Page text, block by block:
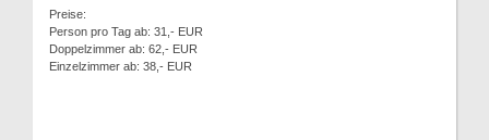
Preise:
Person pro Tag ab: 31,- EUR
Doppelzimmer ab: 62,- EUR
Einzelzimmer ab: 38,- EUR